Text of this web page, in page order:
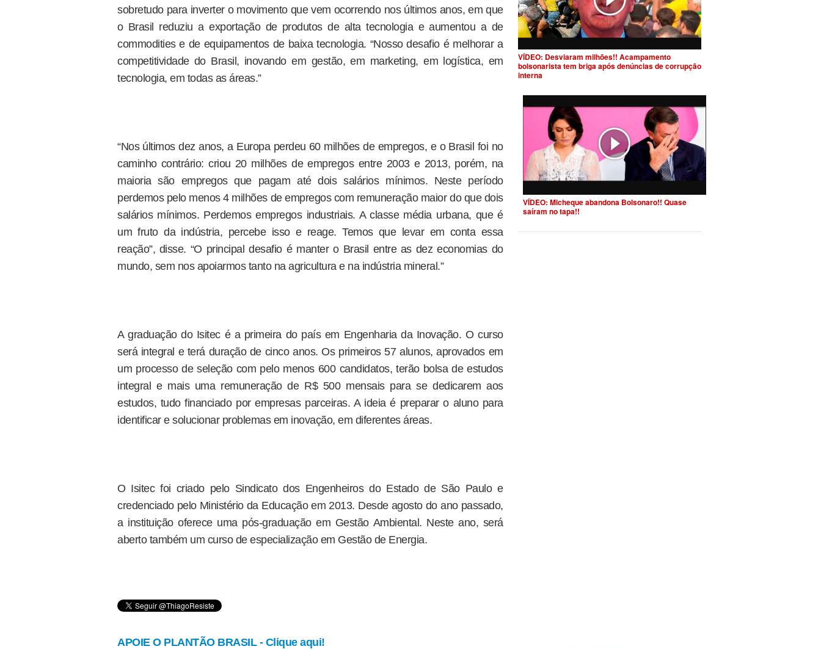
sobretudo para inverter o movimento que vem ocorrendo nos últimos anos, em que
o Brasil reduziu a exportação de produtos de alta tecnologia e aumentou a de
commodities e de equipamentos de baixa tecnologia. “Nosso desafio é melhorar a
competitividade do Brasil, inovando em gestão, em marketing, em logística, em
tecnologia, em todas as áreas.”
“Nos últimos dez anos, a Europa perdeu 60 milhões de empregos, e o Brasil foi no
caminho contrário: criou 20 milhões de empregos entre 2003 e 2013, porém, na
maioria são empregos que pagam até dois salários mínimos. Neste período
perdemos pelo menos 4 milhões de empregos com remuneração maior do que dois
salários mínimos. Perdemos empregos industriais. A classe média urbana, que é
um fruto da indústria, percebe isso e reage. Temos que levar em conta essa
reação”, disse. “O principal desafio é manter o Brasil entre as dez economias do
mundo, sem nos apoiarmos tanto na agricultura e na indústria mineral.”
A graduação do Isitec é a primeira do país em Engenharia da Inovação. O curso
será integral e terá duração de cinco anos. Os primeiros 57 alunos, aprovados em
um processo de seleção com pelo menos 600 candidatos, terão bolsa de estudos
integral e mais uma remuneração de R$ 500 mensais para se dedicarem aos
estudos, tudo financiado por empresas parceiras. A ideia é preparar o aluno para
identificar e solucionar problemas em inovação, em diferentes áreas.
O Isitec foi criado pelo Sindicato dos Engenheiros do Estado de São Paulo e
credenciado pelo Ministério da Educação em 2013. Desde agosto do ano passado,
a instituição oferece uma pós-graduação em Gestão Ambiental. Neste ano, será
aberto também um curso de especialização em Gestão de Energia.
APOIE O PLANTÃO BRASIL - Clique aqui!
VÍDEO: Desviaram milhões!! Acampamento
bolsonarista tem briga após denúncias de corrupção
interna
VÍDEO: Micheque abandona Bolsonaro!! Quase
saíram no tapa!!